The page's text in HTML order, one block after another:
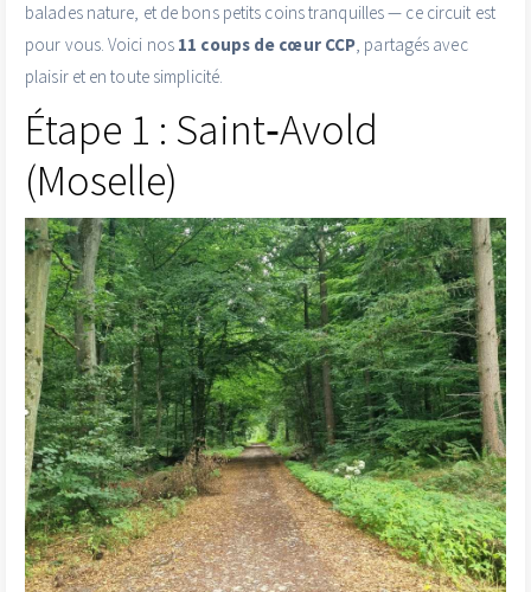
balades nature, et de bons petits coins tranquilles — ce circuit est
pour vous. Voici nos 11 coups de cœur CCP, partagés avec
plaisir et en toute simplicité.
Étape 1 : Saint‑Avold
(Moselle)